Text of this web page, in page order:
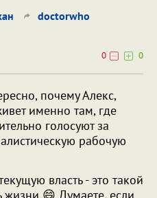
doctorwho
0
0
почему Алекс,
именно там, где
голосуют за
рабочую
власть - это такой
жизни 😄 Думаете, если